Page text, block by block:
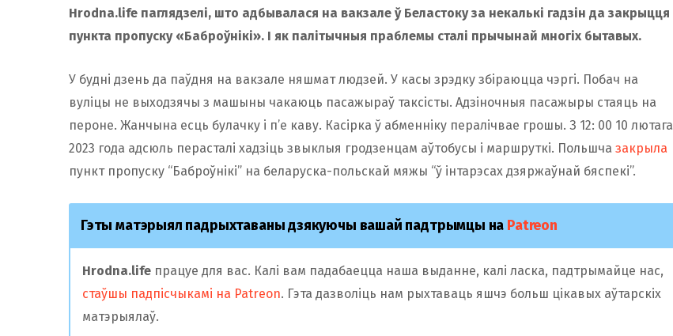
Hrodna.life паглядзелі, што адбывалася на вакзале ў Беластоку за некалькі гадзін да закрыцця
пункта пропуску «Баброўнікі». І як палітычныя праблемы сталі прычынай многіх бытавых.
У будні дзень да паўдня на вакзале няшмат людзей. У касы зрэдку збіраюцца чэргі. Побач на
вуліцы не выходзячы з машыны чакаюць пасажыраў таксісты. Адзіночныя пасажыры стаяць на
пероне. Жанчына есць булачку і п’е каву. Касірка ў абменніку пералічвае грошы. З 12: 00 10 лютага
2023 года адсюль перасталі хадзіць звыклыя гродзенцам аўтобусы і маршруткі. Польшча закрыла
пункт пропуску “Баброўнікі” на беларуска-польскай мяжы “ў інтарэсах дзяржаўнай бяспекі”.
Гэты матэрыял падрыхтаваны дзякуючы вашай падтрымцы на Patreon
Hrodna.life працуе для вас. Калі вам падабаецца наша выданне, калі ласка, падтрымайце нас,
стаўшы падпісчыкамі на Patreon. Гэта дазволіць нам рыхтаваць яшчэ больш цікавых аўтарскіх
матэрыялаў.